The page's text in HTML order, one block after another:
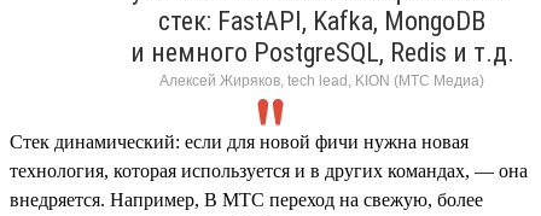
стек: FastAPI, Kafka, MongoDB
и немного PostgreSQL, Redis и т.д.
Алексей Жиряков, tech lead, KION (МТС Медиа)
Стек динамический: если для новой фичи нужна новая
технология, которая используется и в других командах, — она
внедряется. Например, В МТС переход на свежую, более